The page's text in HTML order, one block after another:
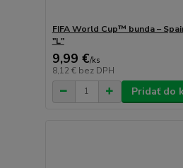
FIFA World Cup™ bunda –
"L"
9,99 €/ks
8,12 € bez DPH
Pridať do